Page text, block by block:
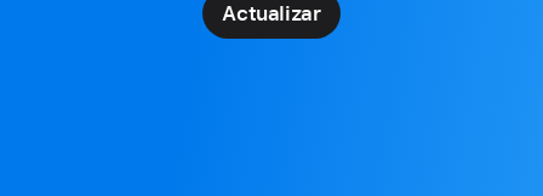
Actualizar